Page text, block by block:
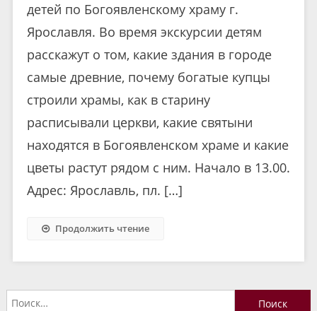
детей по Богоявленскому храму г.
Ярославля. Во время экскурсии детям
расскажут о том, какие здания в городе
самые древние, почему богатые купцы
строили храмы, как в старину
расписывали церкви, какие святыни
находятся в Богоявленском храме и какие
цветы растут рядом с ним. Начало в 13.00.
Адрес: Ярославль, пл. […]
Продолжить чтение
Найти: